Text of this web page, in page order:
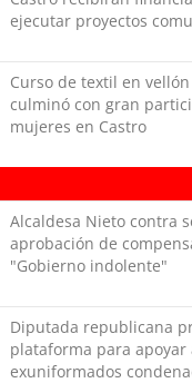
ejecutar proyectos
Curso de textil en
culminó con gran
mujeres en Castro
Alcaldesa Nieto contra
aprobación de
"Gobierno indolente"
Diputada republicana
plataforma para apoyar
exuniformados